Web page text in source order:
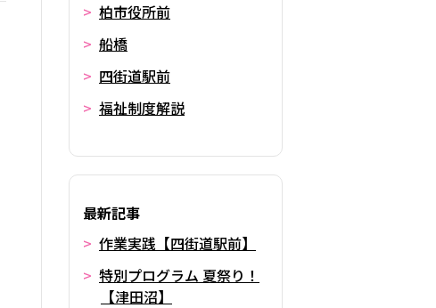
柏市役所前
船橋
四街道駅前
福祉制度解説
最新記事
作業実践【四街道駅前】
特別プログラム 夏祭り！
【津田沼】